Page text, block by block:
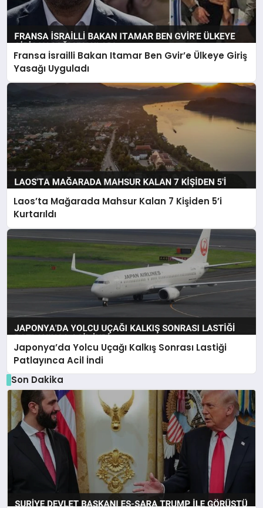
Fransa İsrailli Bakan Itamar Ben Gvir’e Ülkeye Giriş
Yasağı Uyguladı
Laos’ta Mağarada Mahsur Kalan 7 Kişiden 5’i
Kurtarıldı
Japonya’da Yolcu Uçağı Kalkış Sonrası Lastiği
Patlayınca Acil İndi
Son Dakika